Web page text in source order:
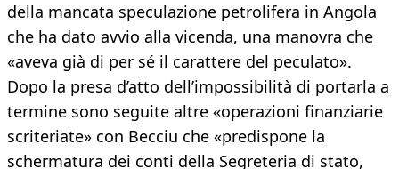
della mancata speculazione petrolifera in Angola
che ha dato avvio alla vicenda, una manovra che
«aveva già di per sé il carattere del peculato».
Dopo la presa d’atto dell’impossibilità di portarla a
termine sono seguite altre «operazioni finanziarie
scriteriate» con Becciu che «predispone la
schermatura dei conti della Segreteria di stato,